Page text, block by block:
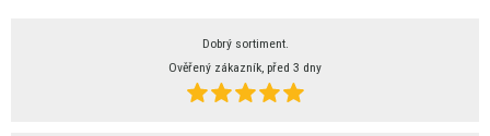
Dobrý sortiment.
Ověřený zákazník, před 3 dny